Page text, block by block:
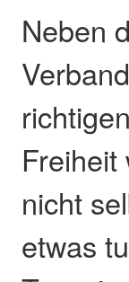
Neben
nicht
etwas